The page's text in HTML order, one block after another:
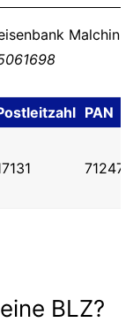
Malchin
PAN
71247
BLZ?